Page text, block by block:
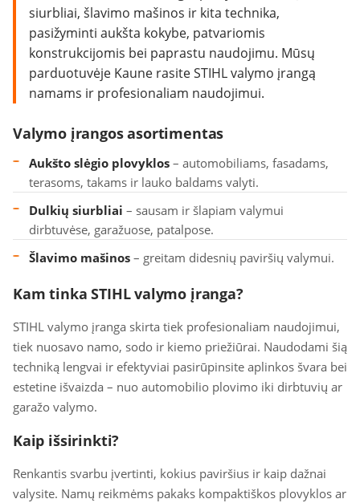
siurbliai, šlavimo mašinos ir kita technika,
pasižyminti aukšta kokybe, patvariomis
konstrukcijomis bei paprastu naudojimu. Mūsų
parduotuvėje Kaune rasite STIHL valymo įrangą
namams ir profesionaliam naudojimui.
Valymo įrangos asortimentas
Aukšto slėgio plovyklos – automobiliams, fasadams,
terasoms, takams ir lauko baldams valyti.
Dulkių siurbliai – sausam ir šlapiam valymui
dirbtuvėse, garažuose, patalpose.
Šlavimo mašinos – greitam didesnių paviršių valymui.
Kam tinka STIHL valymo įranga?
STIHL valymo įranga skirta tiek profesionaliam naudojimui,
tiek nuosavo namo, sodo ir kiemo priežiūrai. Naudodami šią
techniką lengvai ir efektyviai pasirūpinsite aplinkos švara bei
estetine išvaizda – nuo automobilio plovimo iki dirbtuvių ar
garažo valymo.
Kaip išsirinkti?
Renkantis svarbu įvertinti, kokius paviršius ir kaip dažnai
valysite. Namų reikmėms pakaks kompaktiškos plovyklos ar